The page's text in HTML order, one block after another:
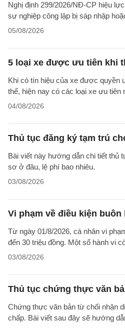
Nghị định 299/2026/NĐ-CP hiệu
sự nghiệp công lập bị sáp nhập
05/08/2026
5 loại xe được ưu tiên khi
Khi có tín hiệu của xe được quyền
thể, hiện nay có các loại xe ưu tiên
04/08/2026
Thủ tục đăng ký tạm trú
Bài viết này hướng dẫn chi tiết thủ
sơ ở đâu, lệ phí bao nhiêu.
03/08/2026
Vi phạm về điều kiện
Từ ngày 01/8/2026, cá nhân vi
đến 30 triệu đồng. Một số hành vi
03/08/2026
Thủ tục chứng thực văn
Chứng thực văn bản từ chối nhận
chấp. Bài viết sau đây sẽ hướng